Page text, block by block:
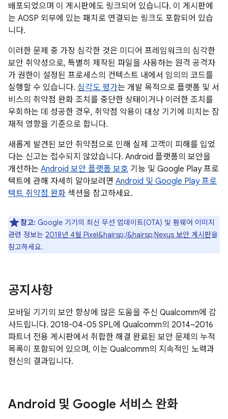
배포되었으며 이 게시판에도 링크되어 있습니다. 이 게시판에
는 AOSP 외부에 있는 패치로 연결되는 링크도 포함되어 있습
니다.
이러한 문제 중 가장 심각한 것은 미디어 프레임워크의 심각한
보안 취약성으로, 특별히 제작된 파일을 사용하는 원격 공격자
가 권한이 설정된 프로세스의 컨텍스트 내에서 임의의 코드를
실행할 수 있습니다. 심각도 평가는 개발 목적으로 플랫폼 및 서
비스의 취약점 완화 조치를 중단한 상태이거나 이러한 조치를
우회하는 데 성공한 경우, 취약점 악용이 대상 기기에 미치는 잠
재적 영향을 기준으로 합니다.
새롭게 발견된 보안 취약점으로 인해 실제 고객이 피해를 입었
다는 신고는 접수되지 않았습니다. Android 플랫폼의 보안을
개선하는 Android 보안 플랫폼 보호 기능 및 Google Play 프로
텍트에 관해 자세히 알아보려면 Android 및 Google Play 프로
텍트 취약점 완화 섹션을 참고하세요.
참고: Google 기기의 최신 무선 업데이트(OTA) 및 펌웨어 이미지
관련 정보는 2018년 4월 Pixel&hairsp;/&hairsp;Nexus 보안 게시판을
참고하세요.
공지사항
모바일 기기의 보안 향상에 많은 도움을 주신 Qualcomm에 감
사드립니다. 2018-04-05 SPL에 Qualcomm의 2014~2016
파트너 전용 게시판에서 취합한 해결 완료된 보안 문제의 누적
목록이 포함되어 있으며, 이는 Qualcomm의 지속적인 노력과
헌신의 결과입니다.
Android 및 Google 서비스 완화